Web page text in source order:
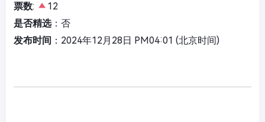
票数:
12
是否精选：否
发布时间 ：2024年12月28日 PM04:01 (北京时间)